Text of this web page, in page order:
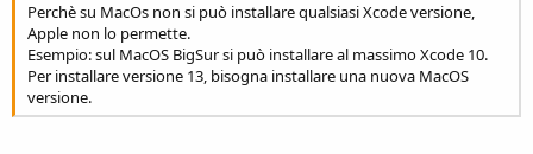
Perchè su MacOs non si può installare qualsiasi Xcode versione,
Apple non lo permette.
Esempio: sul MacOS BigSur si può installare al massimo Xcode 10.
Per installare versione 13, bisogna installare una nuova MacOS
versione.